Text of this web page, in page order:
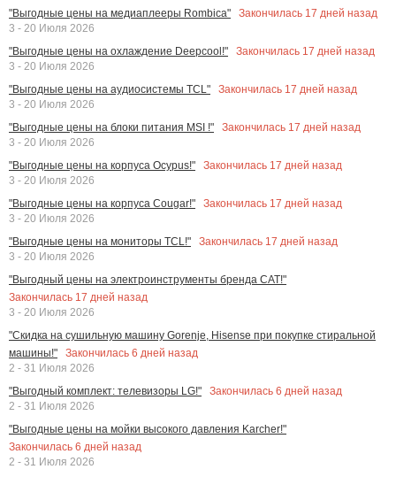
"Выгодные цены на медиаплееры Rombica"
Закончилась 17 дней назад
3 - 20 Июля 2026
"Выгодные цены на охлаждение Deepcool!"
Закончилась 17 дней назад
3 - 20 Июля 2026
"Выгодные цены на аудиосистемы TCL"
Закончилась 17 дней назад
3 - 20 Июля 2026
"Выгодные цены на блоки питания MSI !"
Закончилась 17 дней назад
3 - 20 Июля 2026
"Выгодные цены на корпуса Ocypus!"
Закончилась 17 дней назад
3 - 20 Июля 2026
"Выгодные цены на корпуса Cougar!"
Закончилась 17 дней назад
3 - 20 Июля 2026
"Выгодные цены на мониторы TCL!"
Закончилась 17 дней назад
3 - 20 Июля 2026
"Выгодный цены на электроинструменты бренда CAT!"
Закончилась 17 дней назад
3 - 20 Июля 2026
"Скидка на сушильную машину Gorenje, Hisense при покупке стиральной
машины!"
Закончилась 6 дней назад
2 - 31 Июля 2026
"Выгодный комплект: телевизоры LG!"
Закончилась 6 дней назад
2 - 31 Июля 2026
"Выгодные цены на мойки высокого давления Karcher!"
Закончилась 6 дней назад
2 - 31 Июля 2026